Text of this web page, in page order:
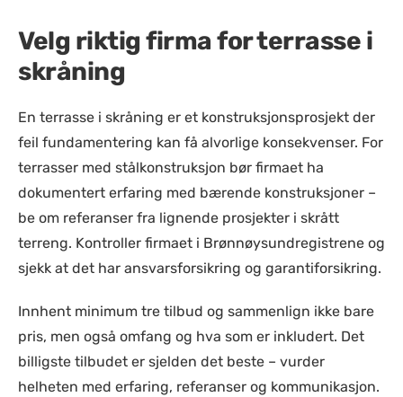
Velg riktig firma for terrasse i
skråning
En terrasse i skråning er et konstruksjonsprosjekt der
feil fundamentering kan få alvorlige konsekvenser. For
terrasser med stålkonstruksjon bør firmaet ha
dokumentert erfaring med bærende konstruksjoner –
be om referanser fra lignende prosjekter i skrått
terreng. Kontroller firmaet i Brønnøysundregistrene og
sjekk at det har ansvarsforsikring og garantiforsikring.
Innhent minimum tre tilbud og sammenlign ikke bare
pris, men også omfang og hva som er inkludert. Det
billigste tilbudet er sjelden det beste – vurder
helheten med erfaring, referanser og kommunikasjon.